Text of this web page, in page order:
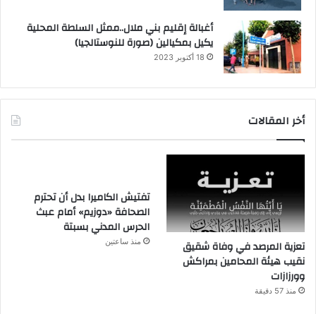
أغبالة إقليم بني ملال..ممثل السلطة المحلية
يكيل بمكيالين (صورة للنوستالجيا)
18 أكتوبر 2023
أخر المقالات
تعزية المرصد في وفاة شقيق
نقيب هيئة المحامين بمراكش
وورزازات
منذ 57 دقيقة
تفتيش الكاميرا بدل أن تحترم
الصحافة «دوزيم» أمام عبث
الحرس المدني بسبتة
منذ ساعتين